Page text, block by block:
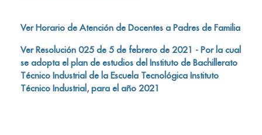
Ver Horario de Atención de Docentes a Padres de Familia
Ver Resolución 025 de 5 de febrero de 2021 - Por la cual
se adopta el plan de estudios del Instituto de Bachillerato
Técnico Industrial de la Escuela Tecnológica Instituto
Técnico Industrial, para el año 2021